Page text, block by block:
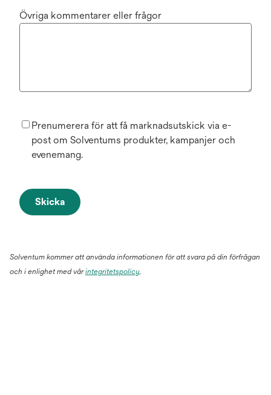
Övriga kommentarer eller frågor
Prenumerera för att få marknadsutskick via e-
post om Solventums produkter, kampanjer och
evenemang.
Skicka
Solventum kommer att använda informationen för att svara på din förfrågan
och i enlighet med vårintegritetspolicy.